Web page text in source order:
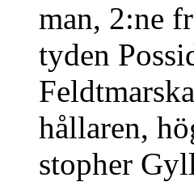
man, 2:ne
tyden
hållaren,
stopher